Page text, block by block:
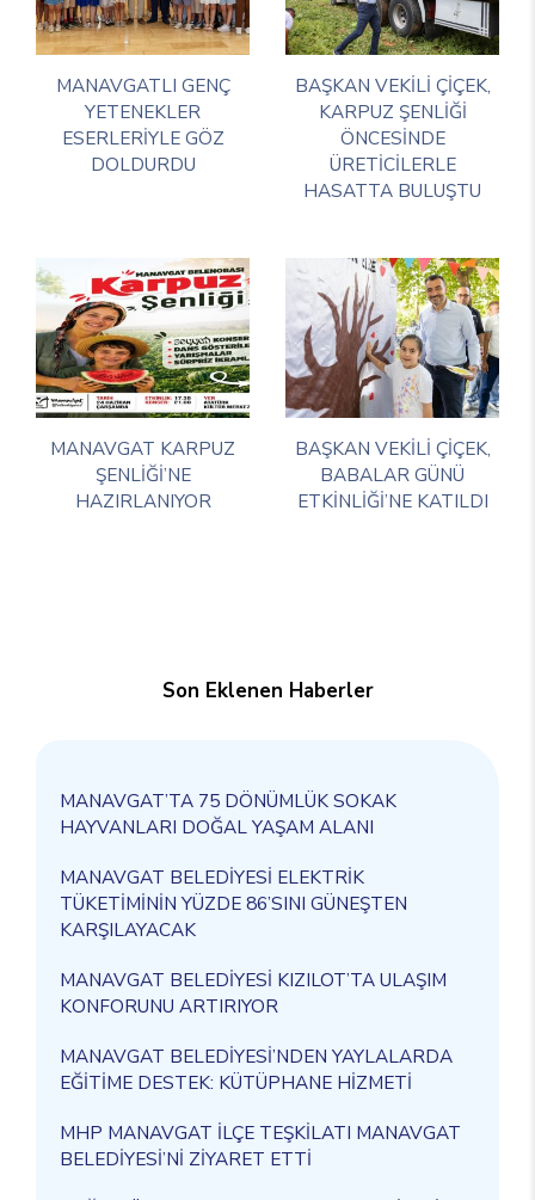
MANAVGATLI GENÇ
YETENEKLER
ESERLERİYLE GÖZ
DOLDURDU
BAŞKAN VEKİLİ ÇİÇEK,
KARPUZ ŞENLİĞİ
ÖNCESİNDE
ÜRETİCİLERLE
HASATTA BULUŞTU
MANAVGAT KARPUZ
ŞENLİĞİ’NE
HAZIRLANIYOR
BAŞKAN VEKİLİ ÇİÇEK,
BABALAR GÜNÜ
ETKİNLİĞİ’NE KATILDI
Son Eklenen Haberler
MANAVGAT’TA 75 DÖNÜMLÜK SOKAK
HAYVANLARI DOĞAL YAŞAM ALANI
MANAVGAT BELEDİYESİ ELEKTRİK
TÜKETİMİNİN YÜZDE 86’SINI GÜNEŞTEN
KARŞILAYACAK
MANAVGAT BELEDİYESİ KIZILOT’TA ULAŞIM
KONFORUNU ARTIRIYOR
MANAVGAT BELEDİYESİ’NDEN YAYLALARDA
EĞİTİME DESTEK: KÜTÜPHANE HİZMETİ
MHP MANAVGAT İLÇE TEŞKİLATI MANAVGAT
BELEDİYESİ’Nİ ZİYARET ETTİ